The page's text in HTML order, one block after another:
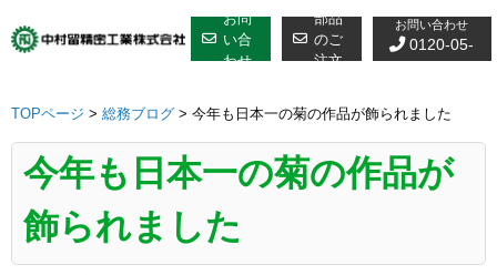
to
お問
い合
わせ
部品
のご
注文
お問い合わせ
0120-05-
TOPページ > 総務ブログ > 今年も日本一の菊の作品が飾られました
今年も日本一の菊の作品が
飾られました